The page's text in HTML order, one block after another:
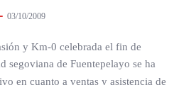
03/10/2009
y Km-0 celebrada el fin de
segoviana de Fuentepelayo se ha
en cuanto a ventas y asistencia de